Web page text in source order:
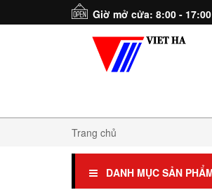
Giờ mở cửa: 8:00 - 17:00
Trang chủ
DANH MỤC SẢN